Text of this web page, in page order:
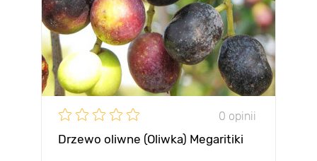
0 opinii
Drzewo oliwne (Oliwka) Megaritiki